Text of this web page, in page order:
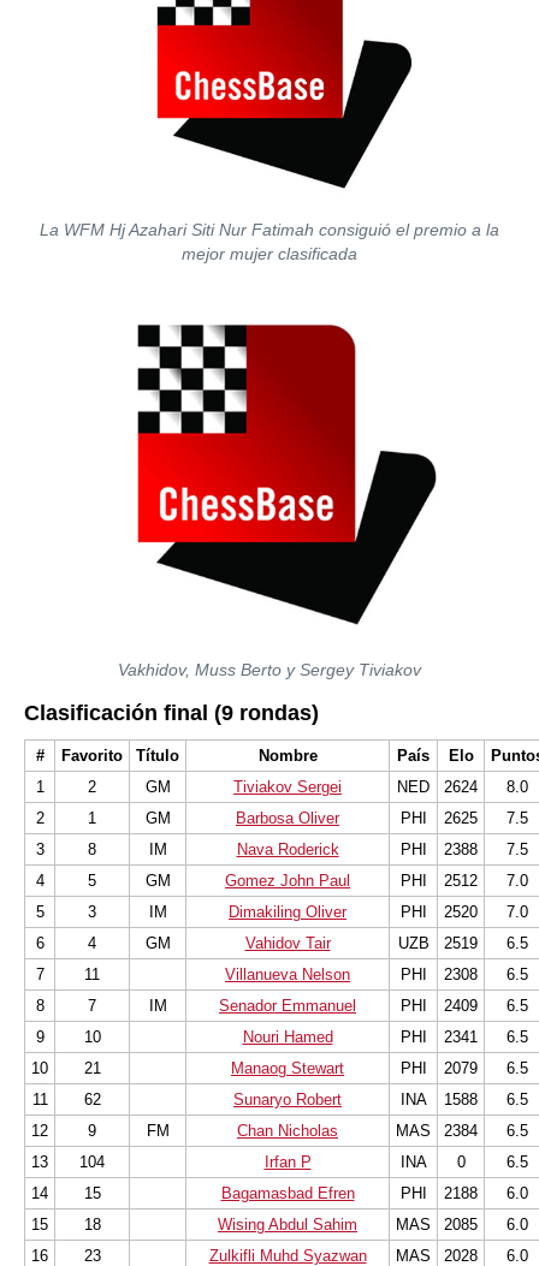
La WFM Hj Azahari Siti Nur Fatimah consiguió el premio a la
mejor mujer clasificada
Vakhidov, Muss Berto y Sergey Tiviakov
Clasificación final (9 rondas)
# Favorito Título Nombre País Elo
1
2 GM Tiviakov Sergei NED 2624
8.0
2
1 GM Barbosa Oliver PHI 2625
7.5
3
8 IM Nava Roderick PHI 2388
7.5
4
5 GM Gomez John Paul PHI 2512
7.0
5
3 IM Dimakiling Oliver PHI 2520
7.0
6
4 GM Vahidov Tair UZB 2519
6.5
7
11 Villanueva Nelson PHI 2308
6.5
8
7 IM Senador Emmanuel PHI 2409
6.5
9
10 Nouri Hamed PHI 2341
6.5
10
21 Manaog Stewart PHI 2079
6.5
11
62 Sunaryo Robert INA 1588
6.5
12
9 FM Chan Nicholas MAS 2384
6.5
13
104 Irfan P INA 0
6.5
14
15 Bagamasbad Efren PHI 2188
6.0
15
18 Wising Abdul Sahim MAS 2085
6.0
16
23 Zulkifli Muhd Syazwan MAS 2028
6.0